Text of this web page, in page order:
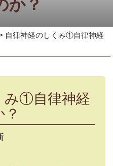
か？
自律神経のしくみ①自律神経
み①自律神経